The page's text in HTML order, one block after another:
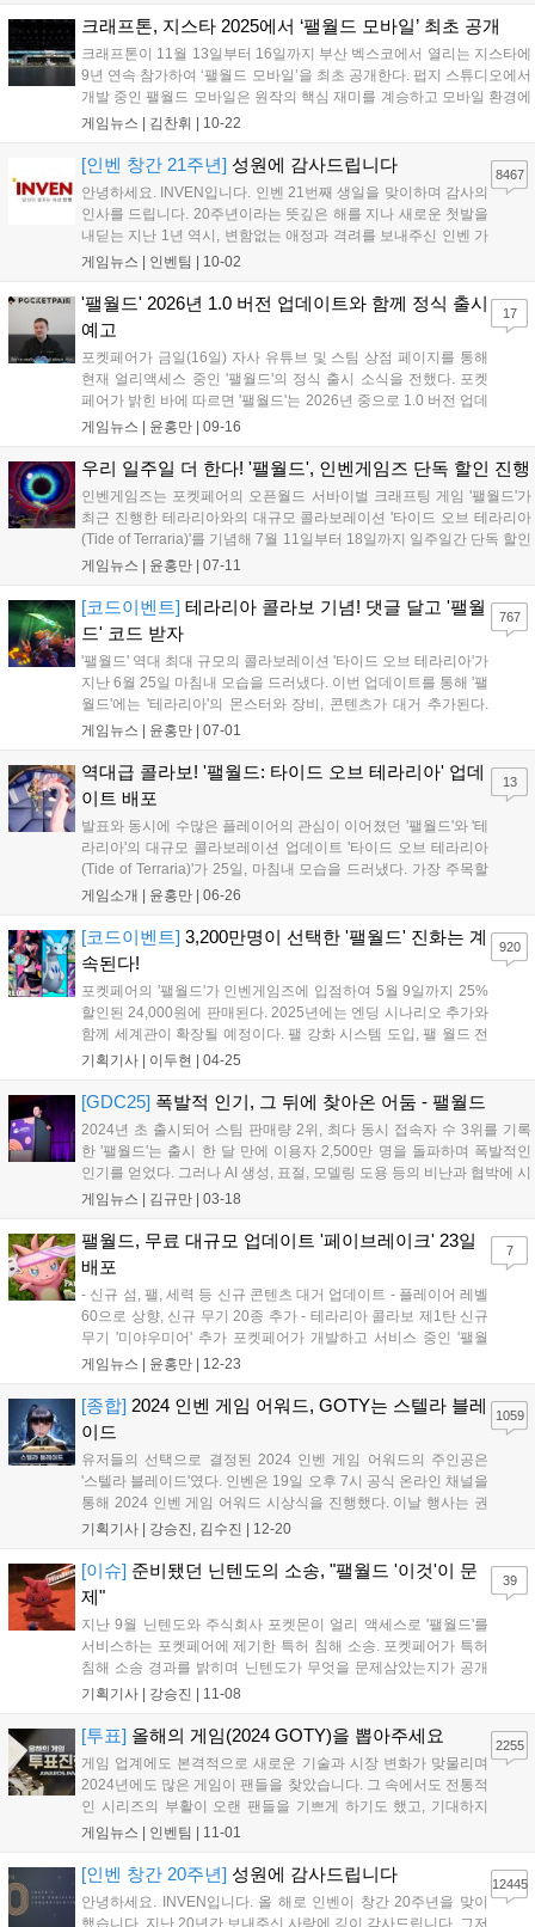
제출할 수 있다....
크래프톤, 지스타 2025에서 ‘팰월드 모바일’ 최초 공개
크래프톤이 11월 13일부터 16일까지 부산 벡스코에서 열리는 지스타에
9년 연속 참가하여 ‘팰월드 모바일’을 최초 공개한다. 펍지 스튜디오에서
개발 중인 팰월드 모바일은 원작의 핵심 재미를 계승하고 모바일 환경에
최적화된 경험을 제공한다. 현장에서는 시연, 이벤트, 카페 펍지 등 다양
게임뉴스 | 김찬휘 10-22
[인벤 창간 21주년] 성원에 감사드립니다
안녕하세요. INVEN입니다. 인벤 21번째 생일을 맞이하며 감사의
인사를 드립니다. 20주년이라는 뜻깊은 해를 지나 새로운 첫발을
내딛는 지난 1년 역시, 변함없는 애정과 격려를 보내주신 인벤 가
족 분들이 계셨기에 가능했습니다. 지난 20년간 게임산업계는 대
속도가 더욱 빨라질 것을 실감하게 합...
게임뉴스 | 인벤팀 10-02
8467
'팰월드' 2026년 1.0 버전 업데이트와 함께 정식 출시
예고
포켓페어가 금일(16일) 자사 유튜브 및 스팀 상점 페이지를 통해
현재 얼리액세스 중인 '팰월드'의 정식 출시 소식을 전했다. 포켓
페어가 밝힌 바에 따르면 '팰월드'는 2026년 중으로 1.0 버전 업데
이트와 동시에 정식 출시될 예정이다. 다만 구체적인 출시 일정은
퍼블리싱 매니저 버키(Buc...
게임뉴스 | 윤홍만 09-16
17
우리 일주일 더 한다! '팰월드', 인벤게임즈 단독 할인 진행
인벤게임즈는 포켓페어의 오픈월드 서바이벌 크래프팅 게임 '팰월드'가
최근 진행한 테라리아와의 대규모 콜라보레이션 '타이드 오브 테라리아
(Tide of Terraria)'를 기념해 7월 11일부터 18일까지 일주일간 단독 할인
프로모션을 진행한다. '타이드 오브 테라리아'는 '팰월드'와 '테라리아'의
게임뉴스 | 윤홍만 07-11
[코드이벤트] 테라리아 콜라보 기념! 댓글 달고 '팰월
드' 코드 받자
'팰월드' 역대 최대 규모의 콜라보레이션 '타이드 오브 테라리아'가
지난 6월 25일 마침내 모습을 드러냈다. 이번 업데이트를 통해 '팰
월드'에는 '테라리아'의 몬스터와 장비, 콘텐츠가 대거 추가된다.
가장 먼저 눈길을 끄는 건 몬스터에 대한 부분이다. 플레이어는
업을 시킬 수 있다. 사실상 새...
게임뉴스 | 윤홍만 07-01
767
역대급 콜라보! '팰월드: 타이드 오브 테라리아' 업데
이트 배포
발표와 동시에 수많은 플레이어의 관심이 이어졌던 '팰월드'와 '테
라리아'의 대규모 콜라보레이션 업데이트 '타이드 오브 테라리아
(Tide of Terraria)'가 25일, 마침내 모습을 드러냈다. 가장 주목할
만한 변화로는 '테라리아'의 몬스터들이 '팰월드'에 등장한다는 점
만날 수 있으며,...
게임소개 | 윤홍만 06-26
13
[코드이벤트] 3,200만명이 선택한 '팰월드' 진화는 계
속된다!
포켓페어의 '팰월드'가 인벤게임즈에 입점하여 5월 9일까지 25%
할인된 24,000원에 판매된다. 2025년에는 엔딩 시나리오 추가와
함께 세계관이 확장될 예정이다. 팰 강화 시스템 도입, 팰 월드 전
송 기능, 테라리아 컬래버레이션 등 다양한 업데이트가 예정되어
시 추첨을 통해 스팀 코드를 제공한다. 당첨자 발표는 5월 8일이
다....
기획기사 | 이두현 04-25
920
[GDC25] 폭발적 인기, 그 뒤에 찾아온 어둠 - 팰월드
2024년 초 출시되어 스팀 판매량 2위, 최다 동시 접속자 수 3위를 기록
한 '팰월드'는 출시 한 달 만에 이용자 2,500만 명을 돌파하며 폭발적인
인기를 얻었다. 그러나 AI 생성, 표절, 모델링 도용 등의 비난과 협박에 시
달리기도 했다. 최근 팰월드는 출시 1주년을 기념하여 '테라리아'와의 협
니플렉스, 소니뮤직과 합자해 비게임 IP 확장을 추진 중이다....
게임뉴스 | 김규만 03-18
팰월드, 무료 대규모 업데이트 '페이브레이크' 23일
배포
- 신규 섬, 팰, 세력 등 신규 콘텐츠 대거 업데이트 - 플레이어 레벨
60으로 상향, 신규 무기 20종 추가 - 테라리아 콜라보 제1탄 신규
무기 '미야우미어' 추가 포켓페어가 개발하고 서비스 중인 '팰월
드'가 금일(23일), 신규 업데이트 '페이브레이크'의 배포를 실시했
트 역시 신규 섬 페이...
게임뉴스 | 윤홍만 12-23
7
[종합] 2024 인벤 게임 어워드, GOTY는 스텔라 블레
이드
유저들의 선택으로 결정된 2024 인벤 게임 어워드의 주인공은
'스텔라 블레이드'였다. 인벤은 19일 오후 7시 공식 온라인 채널을
통해 2024 인벤 게임 어워드 시상식을 진행했다. 이날 행사는 권
이슬 아나운서, 인플루언서 인간젤리, 인벤 김수진 기자가 총 13
워드는 올해 비경쟁 부문 '...
기획기사 | 강승진, 김수진 12-20
1059
[이슈] 준비됐던 닌텐도의 소송, "팰월드 '이것'이 문
제"
지난 9월 닌텐도와 주식회사 포켓몬이 얼리 액세스로 '팰월드'를
서비스하는 포켓페어에 제기한 특허 침해 소송. 포켓페어가 특허
침해 소송 경과를 밝히며 닌텐도가 무엇을 문제삼았는지가 공개
됐다. 핵심은 포획 방식, 포획한 몬스터를 활용한 전투, 그리고 몬
서비스 겨냥해, 일찌감치 특허 분할 출원...
기획기사 | 강승진 11-08
39
[투표] 올해의 게임(2024 GOTY)을 뽑아주세요
게임 업계에도 본격적으로 새로운 기술과 시장 변화가 맞물리며
2024년에도 많은 게임이 팬들을 찾았습니다. 그 속에서도 전통적
인 시리즈의 부활이 오랜 팬들을 기쁘게 하기도 했고, 기대하지
못했던 신작이 깜짝 흥행을 거두기도 했습니다. 특히 일본은 물론
3국에 대한 기대가 높아지기도 했습니다....
게임뉴스 | 인벤팀 11-01
2255
[인벤 창간 20주년] 성원에 감사드립니다
안녕하세요. INVEN입니다. 올 해로 인벤이 창간 20주년을 맞이
했습니다. 지난 20년간 보내주신 사랑에 깊이 감사드립니다. 그저
12445